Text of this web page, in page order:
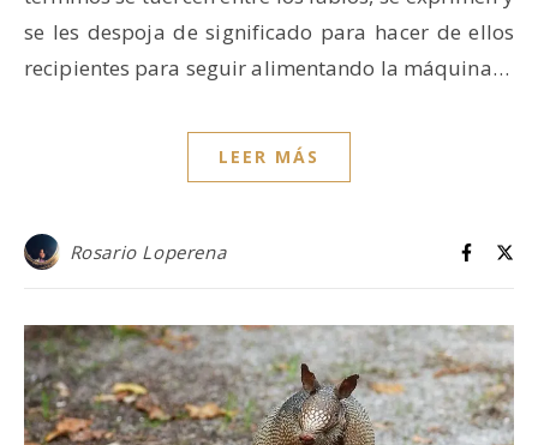
se les despoja de significado para hacer de ellos
recipientes para seguir alimentando la máquina…
LEER MÁS
Rosario Loperena